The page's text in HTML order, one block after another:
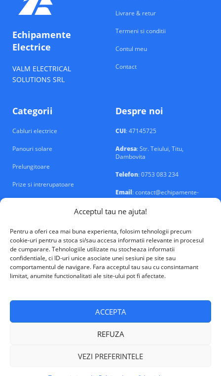
Acceptul tau ne ajuta!
Pentru a oferi cea mai buna experienta, folosim tehnologii precum
cookie-uri pentru a stoca si/sau accesa informatii relevante in procesul
de cumparare. Tehnologiile utilizate nu stocheaza informatii
confidentiale, ci ID-uri unice asociate unei sesiuni pe site sau
comportamentul de navigare. Fara acceptul tau sau cu consintamant
limitat, anumite functionalitati ale site-ului pot fi afectate.
ACCEPTA
REFUZA
VEZI PREFERINTELE
Echipamente
Electrice
VALM ELECTRICAL
SOLUTIONS SRL
Livrare & retur
Termeni si conditii
Contul meu
Contact
Categorii
Cabluri electrice
Panouri solare
Prelungitoare
Prize si intrerupatoare
Despre noi
CUI: 47145725
Adresa: Str. Teiului, Titu,
Dambovita
Telefon: 0753 083 234
Email: contact@echipamente-
electrice.ro
VALM Electrical Solutions © 2026